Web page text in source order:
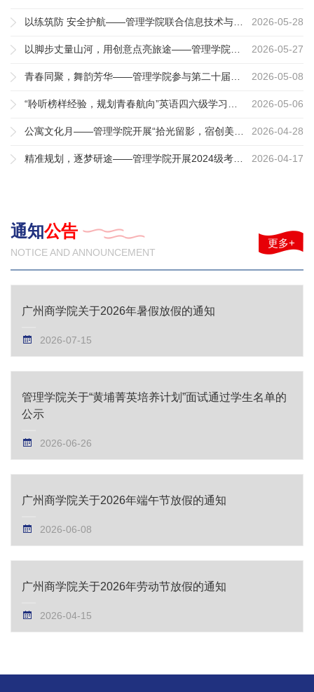
2026-05-28
以练筑防 安全护航——管理学院联合信息技术与工程学院开展2026年应急疏散及消防实操演练活动
2026-05-27
以脚步丈量山河，用创意点亮旅途——管理学院开展旅游线路设计大赛决赛
2026-05-08
青春同聚，舞韵芳华——管理学院参与第二十届校园文化艺术节舞蹈大赛
2026-05-06
“聆听榜样经验，规划青春航向”英语四六级学习经验交流分享会
2026-04-28
公寓文化月——管理学院开展“拾光留影，宿创美好”宿舍艺术文创大赛决赛
2026-04-17
精准规划，逐梦研途——管理学院开展2024级考研规划与升学指导专题讲座
通知公告
NOTICE AND ANNOUNCEMENT
更多+
广州商学院关于2026年暑假放假的通知
2026-07-15
管理学院关于“黄埔菁英培养计划”面试通过学生名单的
公示
2026-06-26
广州商学院关于2026年端午节放假的通知
2026-06-08
广州商学院关于2026年劳动节放假的通知
2026-04-15